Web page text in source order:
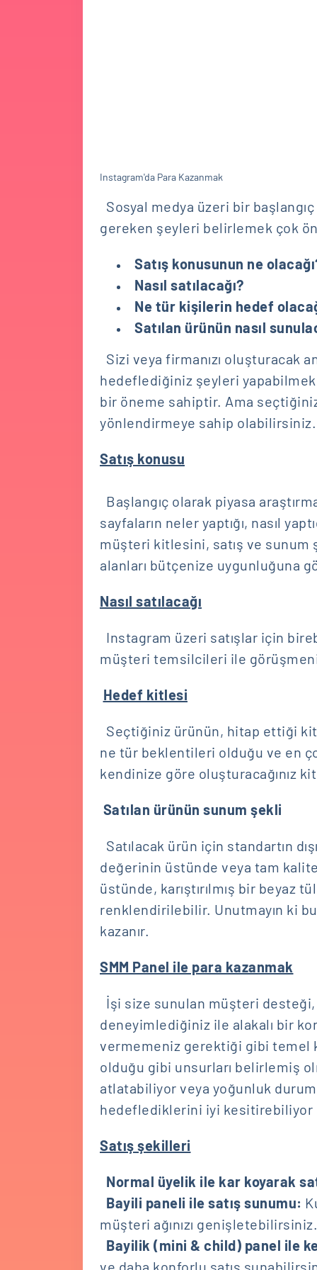
Instagram'da Para Kazanmak
Sosyal medya üzeri bir
gereken şeyleri belirlemek çok
Satış konusunun ne
Nasıl satılacağı?
Ne tür kişilerin hedef
Satılan ürünün nasıl
Sizi veya firmanızı oluşturacak
hedeflediğiniz şeyleri
bir öneme sahiptir. Ama
yönlendirmeye sahip olabilirsiniz.
Satış konusu
Başlangıç olarak piyasa
sayfaların neler yaptığı, nasıl
müşteri kitlesini, satış ve
alanları bütçenize uygunluğuna
Nasıl satılacağı
Instagram üzeri satışlar için
müşteri temsilcileri ile
Hedef kitlesi
Seçtiğiniz ürünün, hitap ettiği
ne tür beklentileri olduğu ve en
kendinize göre oluşturacağınız
Satılan ürünün sunum şekli
Satılacak ürün için standartın
değerinin üstünde veya tam
üstünde, karıştırılmış bir beyaz
renklendirilebilir. Unutmayın ki
kazanır.
SMM Panel ile para kazanmak
İşi size sunulan müşteri
deneyimlediğiniz ile alakalı bir
vermemeniz gerektiği gibi temel
olduğu gibi unsurları belirlemiş
atlatabiliyor veya yoğunluk
hedeflediklerini iyi kesitirebiliyor
Satış şekilleri
Normal üyelik ile kar koyarak
Bayili paneli ile satış sunumu:
müşteri ağınızı
Bayilik (mini & child) panel ile
ve daha konforlu satış